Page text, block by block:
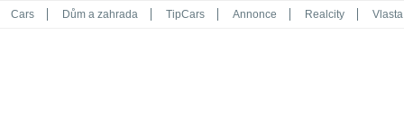
Cars Dům a zahrada TipCars Annonce Realcity Vlasta